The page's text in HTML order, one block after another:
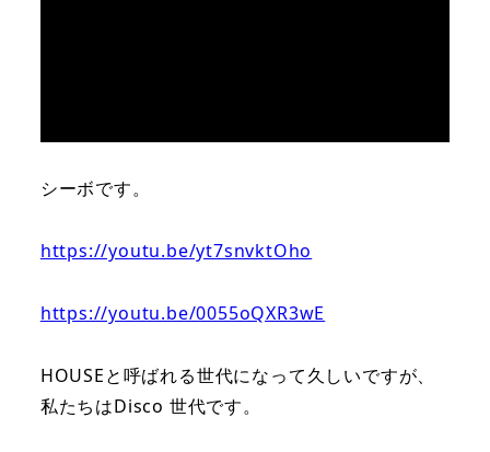
シーボです。
https://youtu.be/yt7snvktOho
https://youtu.be/0055oQXR3wE
HOUSEと呼ばれる世代になって久しいですが、
私たちはDisco 世代です。